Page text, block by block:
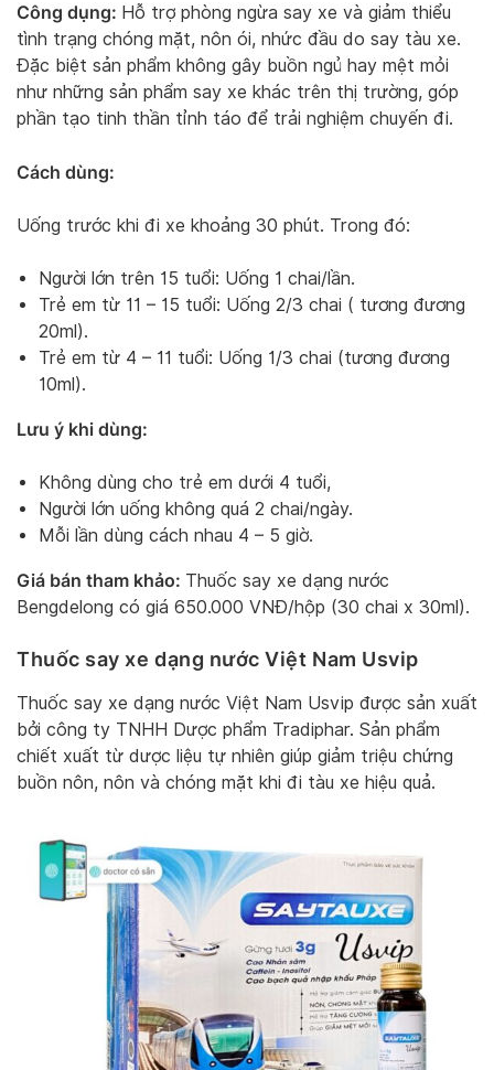
Công dụng: Hỗ trợ phòng ngừa say xe và giảm thiểu
tình trạng chóng mặt, nôn ói, nhức đầu do say tàu xe.
Đặc biệt sản phẩm không gây buồn ngủ hay mệt mỏi
như những sản phẩm say xe khác trên thị trường, góp
phần tạo tinh thần tỉnh táo để trải nghiệm chuyến đi.
Cách dùng:
Uống trước khi đi xe khoảng 30 phút. Trong đó:
Người lớn trên 15 tuổi: Uống 1 chai/lần.
Trẻ em từ 11 – 15 tuổi: Uống 2/3 chai ( tương đương
20ml).
Trẻ em từ 4 – 11 tuổi: Uống 1/3 chai (tương đương
10ml).
Lưu ý khi dùng:
Không dùng cho trẻ em dưới 4 tuổi,
Người lớn uống không quá 2 chai/ngày.
Mỗi lần dùng cách nhau 4 – 5 giờ.
Giá bán tham khảo: Thuốc say xe dạng nước
Bengdelong có giá 650.000 VNĐ/hộp (30 chai x 30ml).
Thuốc say xe dạng nước Việt Nam Usvip
Thuốc say xe dạng nước Việt Nam Usvip được sản xuất
bởi công ty TNHH Dược phẩm Tradiphar. Sản phẩm
chiết xuất từ dược liệu tự nhiên giúp giảm triệu chứng
buồn nôn, nôn và chóng mặt khi đi tàu xe hiệu quả.